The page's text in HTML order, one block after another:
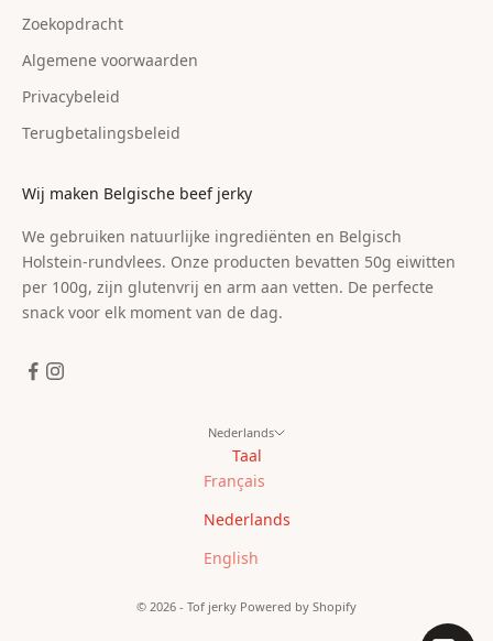
Zoekopdracht
Algemene voorwaarden
Privacybeleid
Terugbetalingsbeleid
Wij maken Belgische beef jerky
We gebruiken natuurlijke ingrediënten en Belgisch
Holstein-rundvlees. Onze producten bevatten 50g eiwitten
per 100g, zijn glutenvrij en arm aan vetten. De perfecte
snack voor elk moment van de dag.
Nederlands
Taal
Français
Nederlands
English
© 2026 - Tof jerky Powered by Shopify